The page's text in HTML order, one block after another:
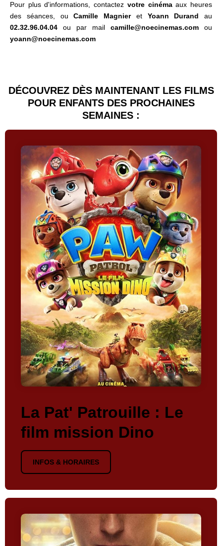
Pour plus d'informations, contactez votre cinémaaux heures
des séances, ouCamille Magnieret Yoann Durand au
02.32.96.04.04 ou par mail camille@noecinemas.com ou
yoann@noecinemas.com
DÉCOUVREZ DÈS MAINTENANT LES FILMS
POUR ENFANTS DES PROCHAINES
SEMAINES :
La Pat' Patrouille : Le
film mission Dino
INFOS & HORAIRES